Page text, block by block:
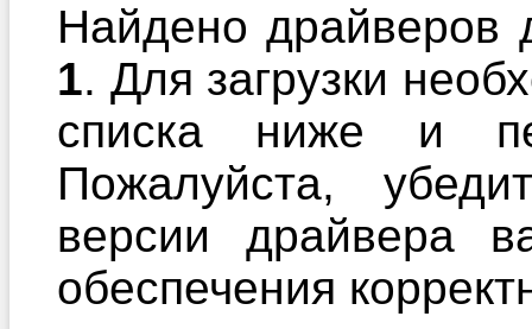
Найдено драйверов
1. Для загрузки
списка ниже и
Пожалуйста,
версии драйвера
обеспечения